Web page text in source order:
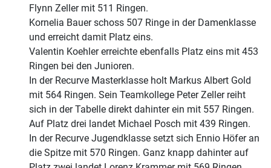
Flynn Zeller mit 511 Ringen.
Kornelia Bauer schoss 507 Ringe in der Damenklasse
und erreicht damit Platz eins.
Valentin Koehler erreichte ebenfalls Platz eins mit 453
Ringen bei den Junioren.
In der Recurve Masterklasse holt Markus Albert Gold
mit 564 Ringen. Sein Teamkollege Peter Zeller reiht
sich in der Tabelle direkt dahinter ein mit 557 Ringen.
Auf Platz drei landet Michael Posch mit 439 Ringen.
In der Recurve Jugendklasse setzt sich Ennio Höfer an
die Spitze mit 570 Ringen. Ganz knapp dahinter auf